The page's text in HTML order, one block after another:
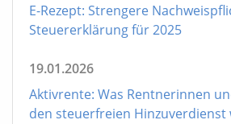
E-Rezept: Strengere
Steuererklärung für 2025
19.01.2026
Aktivrente: Was Rentnerinnen
den steuerfreien Hinzuverdienst